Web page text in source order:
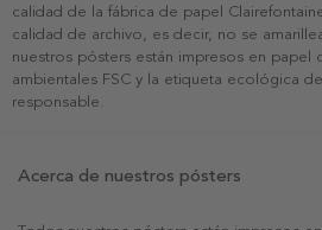
calidad de la fábrica de papel
calidad de archivo, es decir, no se
nuestros pósters están impresos en papel
ambientales FSC y la etiqueta ecológica
responsable.
Acerca de nuestros pósters